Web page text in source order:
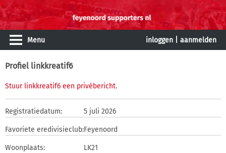
Menu inloggen aanmelden
Profiel linkkreatif6
Stuur linkkreatif6 een privébericht.
Registratiedatum: 5 juli 2026
Favoriete eredivisieclub:Feyenoord
Woonplaats:
LK21